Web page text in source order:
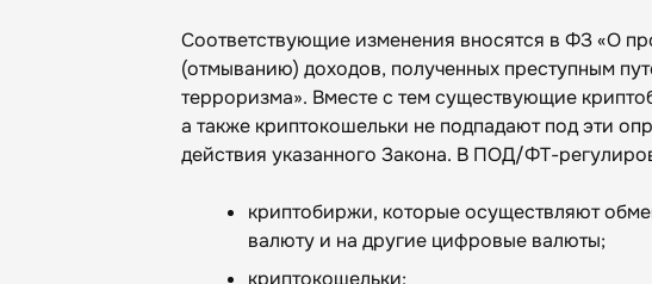
Соответствующие изменения вносятся в ФЗ «О
(отмыванию) доходов, полученных преступным
терроризма». Вместе с тем существующие
а также криптокошельки не подпадают под эти
действия указанного Закона. В ПОД/ФТ-
криптобиржи, которые осуществляют
валюту и на другие цифровые валюты;
криптокошельки;